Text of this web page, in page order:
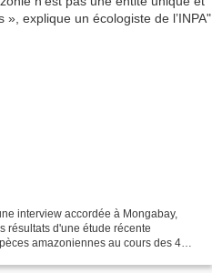
interview accordée à Mongabay,
résultats d'une étude récente
amazoniennes au cours des 40